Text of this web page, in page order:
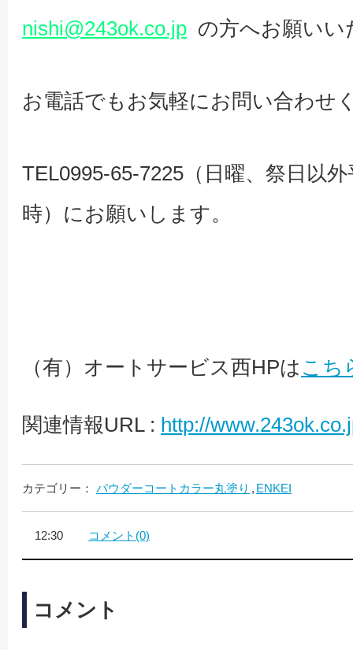
nishi@243ok.co.jp の方へお願い
お電話でもお気軽にお問い合わせ
TEL0995-65-7225（日曜、祭日以
時）にお願いします。
（有）オートサービス西HPは こち
関連情報URL : http://
カテゴリー： パウダーコートカラー丸塗り ENKEI
12:30 コメント(0)
コメント